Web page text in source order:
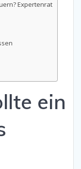
Expertenrat
ein